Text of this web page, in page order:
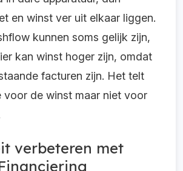
en winst ver uit elkaar liggen.
kunnen soms gelijk zijn,
kan winst hoger zijn, omdat
facturen zijn. Het telt
voor de winst maar niet voor
verbeteren met